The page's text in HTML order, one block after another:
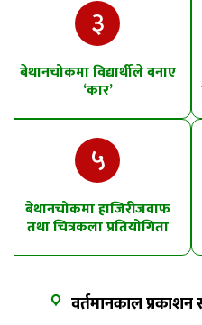
३
बेथानचोकमा विद्यार्थीले बनाए
‘कार’
५
बेथानचोकमा हाजिरीजवाफ
तथा चित्रकला प्रतियोगिता
वर्तमानकाल